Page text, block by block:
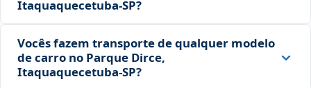
Itaquaquecetuba‑SP?
Vocês fazem transporte de qualquer modelo
de carro no Parque Dirce,
Itaquaquecetuba‑SP?